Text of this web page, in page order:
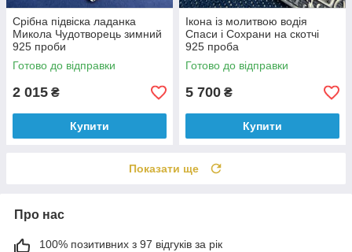
Срібна підвіска ладанка
Микола Чудотворець зимний
925 проби
Готово до відправки
2 015 ₴
Купити
Ікона із молитвою водія
Спаси і Сохрани на скотчі
925 проба
Готово до відправки
5 700 ₴
Купити
Показати ще
Про нас
100% позитивних з 97 відгуків за рік